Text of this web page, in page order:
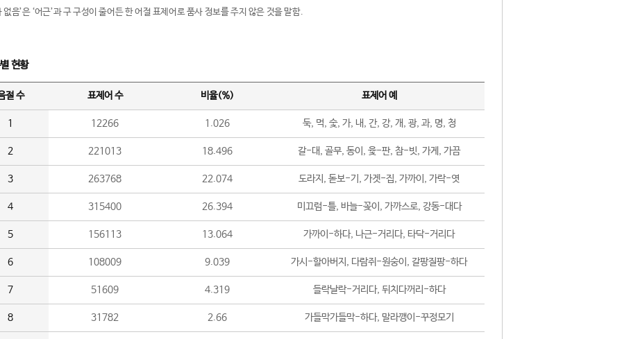
없음’은 ‘어근’과 구 구성이 줄어든 한 어절 표제어로 품사 정보를 주지 않은 것을 말함.
현황
절 수 표제어 수 비율(%) 표제어 예
1 12266 1.026 둑, 먹, 숯, 가, 내, 간, 강, 개, 광, 과, 명, 청
2 221013 18.496 갈-대, 골무, 동이, 윷-판, 참-빗, 가게, 가끔
3 263768 22.074 도라지, 돋보-기, 가겟-집, 가까이, 가락-엿
4 315400 26.394 미끄럼-틀, 바늘-꽂이, 가까스로, 강동-대다
5 156113 13.064 가까이-하다, 나근-거리다, 타닥-거리다
6 108009 9.039 가시-할아버지, 다람쥐-원숭이, 갈팡질팡-하다
7 51609 4.319 들락날락-거리다, 뒤치다꺼리-하다
8 31782 2.66 가들막가들막-하다, 말라깽이-꾸정모기